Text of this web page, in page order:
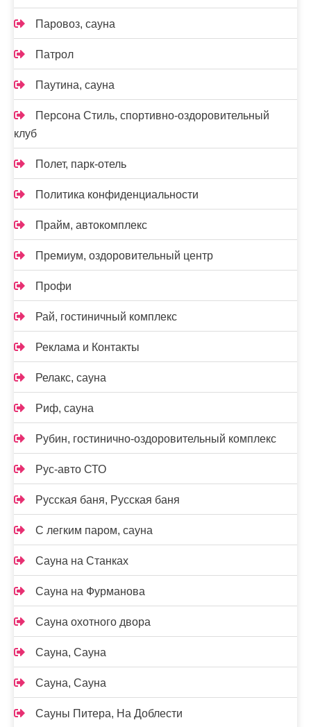
Паровоз, сауна
Патрол
Паутина, сауна
Персона Стиль, спортивно-оздоровительный
клуб
Полет, парк-отель
Политика конфиденциальности
Прайм, автокомплекс
Премиум, оздоровительный центр
Профи
Рай, гостиничный комплекс
Реклама и Контакты
Релакс, сауна
Риф, сауна
Рубин, гостинично-оздоровительный комплекс
Рус-авто СТО
Русская баня, Русская баня
С легким паром, сауна
Сауна на Станках
Сауна на Фурманова
Сауна охотного двора
Сауна, Сауна
Сауна, Сауна
Сауны Питера, На Доблести